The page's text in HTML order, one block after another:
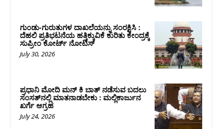
ಗುಂಡು-ಗುರುತುಗಳ ದಾಖಲೆಯನ್ನು ಸಂರಕ್ಷಿಸಿ :
ದೆಹಲಿ ಪ್ರತಿಭಟನೆಯ ಹತ್ತಿಕ್ಕುವಿಕೆ ಕುರಿತು ಕೇಂದ್ರಕ್ಕೆ
ಸುಪ್ರೀಂ ಕೋರ್ಟ್ ನೋಟಿಸ್
July 30, 2026
ಪ್ರಧಾನಿ ಮೋದಿ ಮನ್‌ ಕಿ ಬಾತ್‌ ನಡೆಸುವ ಬದಲು
ಸಂಸತ್‌ನಲ್ಲಿ ಮಾತನಾಡಬೇಕು : ಮಲ್ಲಿಕಾರ್ಜುನ
ಖರ್ಗೆ ಆಗ್ರಹ
July 24, 2026